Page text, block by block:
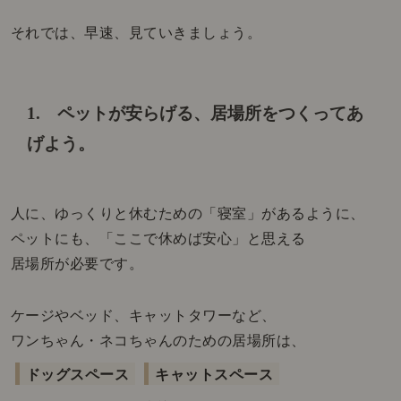
それでは、早速、見ていきましょう。
1. ペットが安らげる、居場所をつくってあ
げよう。
人に、ゆっくりと休むための「寝室」があるように、
ペットにも、「ここで休めば安心」と思える
居場所が必要です。
ケージやベッド、キャットタワーなど、
ワンちゃん・ネコちゃんのための居場所は、
ドッグスペース キャットスペース